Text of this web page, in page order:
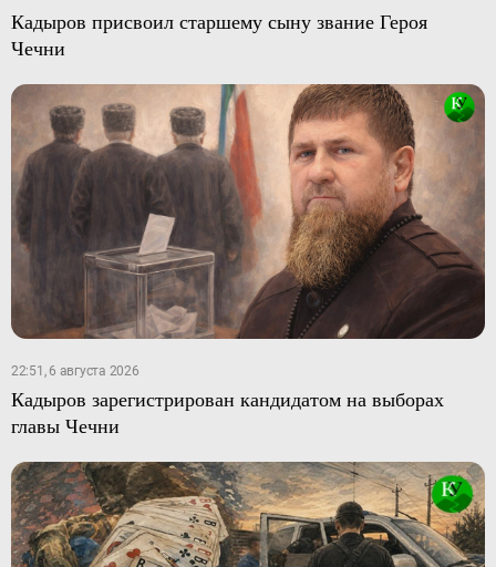
Кадыров присвоил старшему сыну звание Героя
Чечни
22:51, 6 августа 2026
Кадыров зарегистрирован кандидатом на выборах
главы Чечни